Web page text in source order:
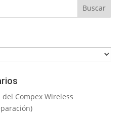
del Compex Wireless